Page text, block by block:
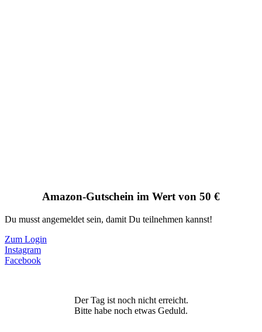
Amazon-Gutschein im Wert von 50 €
Du musst angemeldet sein, damit Du teilnehmen kannst!
Zum Login
Instagram
Facebook
Der Tag ist noch nicht erreicht.
Bitte habe noch etwas Geduld.